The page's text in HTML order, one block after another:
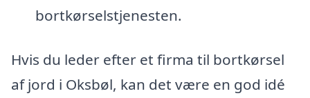
bortkørselstjenesten.
Hvis du leder efter et firma til bortkørsel
af jord i Oksbøl, kan det være en god idé